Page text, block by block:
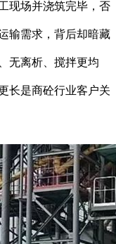
现场并浇筑完毕，否
输需求，背后却暗藏
无离析、搅拌更均
长是商砼行业客户关